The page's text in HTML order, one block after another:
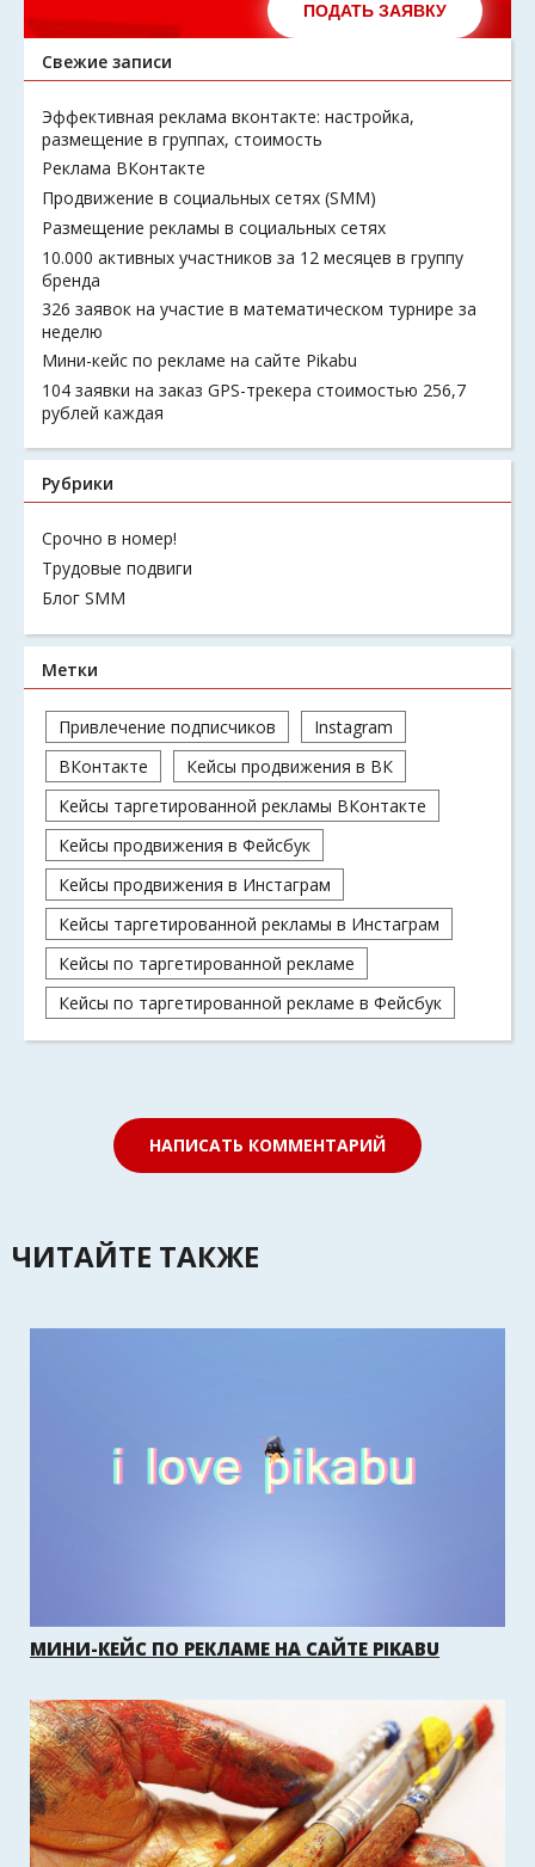
ПОДАТЬ ЗАЯВКУ
Свежие записи
Эффективная реклама вконтакте: настройка,
размещение в группах, стоимость
Реклама ВКонтакте
Продвижение в социальных сетях (SMM)
Размещение рекламы в социальных сетях
10.000 активных участников за 12 месяцев в группу
бренда
326 заявок на участие в математическом турнире за
неделю
Мини-кейс по рекламе на сайте Pikabu
104 заявки на заказ GPS-трекера стоимостью 256,7
рублей каждая
Рубрики
Срочно в номер!
Трудовые подвиги
Блог SMM
Метки
Привлечение подписчиков
Instagram
ВКонтакте
Кейсы продвижения в ВК
Кейсы таргетированной рекламы ВКонтакте
Кейсы продвижения в Фейсбук
Кейсы продвижения в Инстаграм
Кейсы таргетированной рекламы в Инстаграм
Кейсы по таргетированной рекламе
Кейсы по таргетированной рекламе в Фейсбук
НАПИСАТЬ КОММЕНТАРИЙ
ЧИТАЙТЕ ТАКЖЕ
МИНИ-КЕЙС ПО РЕКЛАМЕ НА САЙТЕ PIKABU